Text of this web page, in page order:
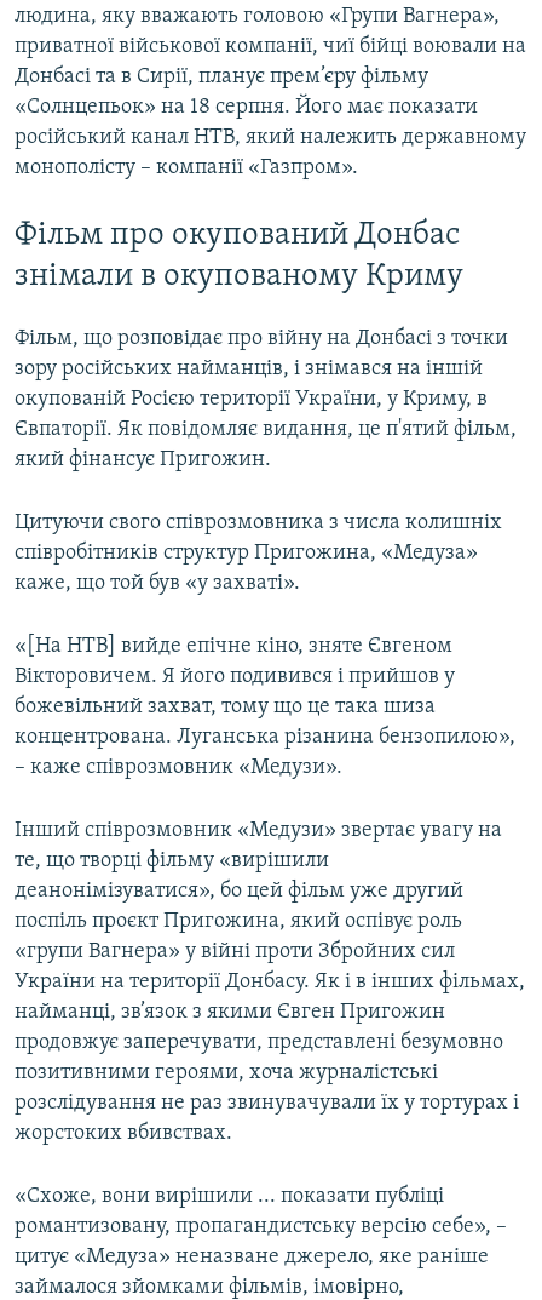
людина, яку вважають головою «Групи Вагнера»,
приватної військової компанії, чиї бійці воювали на
Донбасі та в Сирії, планує прем’єру фільму
«Солнцепьок» на 18 серпня. Його має показати
російський канал НТВ, який належить державному
монополісту – компанії «Газпром».
Фільм про окупований Донбас
знімали в окупованому Криму
Фільм, що розповідає про війну на Донбасі з точки
зору російських найманців, і знімався на іншій
окупованій Росією території України, у Криму, в
Євпаторії. Як повідомляє видання, це п'ятий фільм,
який фінансує Пригожин.
Цитуючи свого співрозмовника з числа колишніх
співробітників структур Пригожина, «Медуза»
каже, що той був «у захваті».
«[На НТВ] вийде епічне кіно, зняте Євгеном
Вікторовичем. Я його подивився і прийшов у
божевільний захват, тому що це така шиза
концентрована. Луганська різанина бензопилою»,
– каже співрозмовник «Медузи».
Інший співрозмовник «Медузи» звертає увагу на
те, що творці фільму «вирішили
деанонімізуватися», бо цей фільм уже другий
поспіль проєкт Пригожина, який оспівує роль
«групи Вагнера» у війні проти Збройних сил
України на території Донбасу. Як і в інших фільмах,
найманці, зв’язок з якими Євген Пригожин
продовжує заперечувати, представлені безумовно
позитивними героями, хоча журналістські
розслідування не раз звинувачували їх у тортурах і
жорстоких вбивствах.
«Схоже, вони вирішили ... показати публіці
романтизовану, пропагандистську версію себе», –
цитує «Медуза» неназване джерело, яке раніше
займалося зйомками фільмів, імовірно,